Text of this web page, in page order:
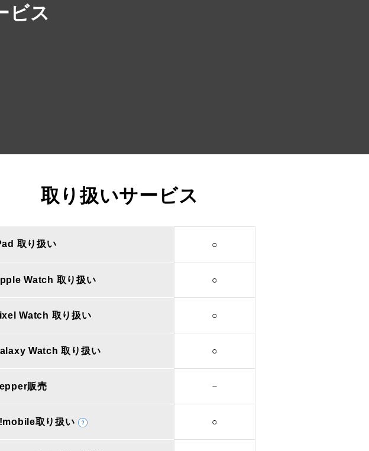
ビス
取り扱いサービス
取り扱い ○
Watch 取り扱い ○
Watch 取り扱い ○
Watch 取り扱い ○
販売 －
取り扱い ○